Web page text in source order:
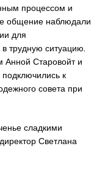
процессом и
общение наблюдали
для
трудную ситуацию.
Анной Старовойт и
к
совета при
сладкими
Светлана